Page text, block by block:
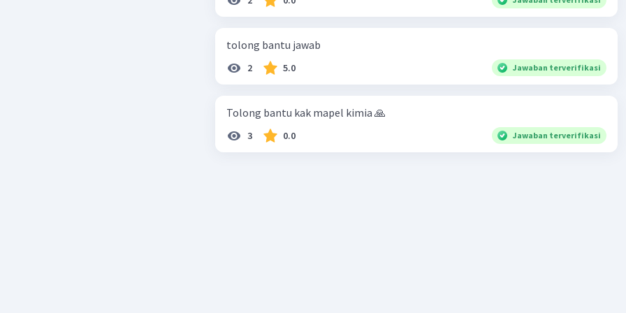
kimia adalah proses perubahan komposisi atom dalam suatu
# Model Atom Dalton
Model Atom Dalton menggambarkan atom sebagai bola pejal yang
tidak dapat dibagi, dengan sifat-sifat sebagai berikut:
tertentu.
2. *Massa konstan*: Massa atom konstan dan tidak berubah.
3. *Sifat kimia konstan*: Sifat kimia atom konstan dan tidak berubah.
tolong bantu jawab
2 5.0 Jawaban terverifikasi
Tolong bantu kak mapel kimia 🙏
3 0.0 Jawaban terverifikasi